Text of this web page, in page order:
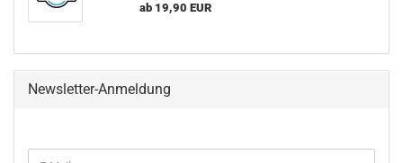
ab 19,90 EUR
Newsletter-Anmeldung